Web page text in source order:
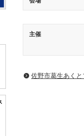
主催
佐野市葛生あく